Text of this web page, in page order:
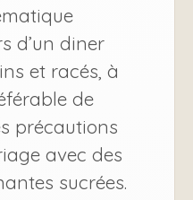
d’un diner
et racés, à
de
précautions
avec des
sucrées.